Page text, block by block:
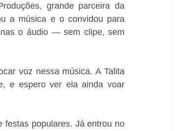
grande parceira da
a música e o convidou para
o áudio — sem clipe, sem
voz nessa música. A Talita
e espero ver ela ainda voar
festas populares. Já entrou no